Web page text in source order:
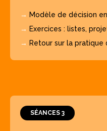
→ Modèle de décision
→ Exercices : listes,
→ Retour sur la pratique
SÉANCES 3